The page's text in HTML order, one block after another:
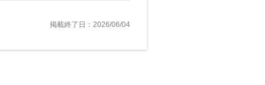
掲載終了日：2026/06/04